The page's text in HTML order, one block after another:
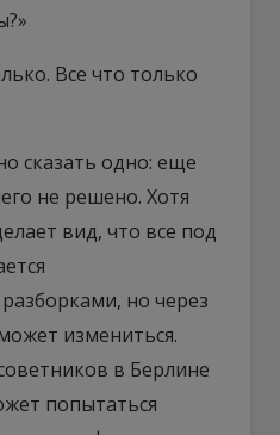
Все что только
сказать одно: еще
не решено. Хотя
вид, что все под
но через
измениться.
в Берлине
попытаться